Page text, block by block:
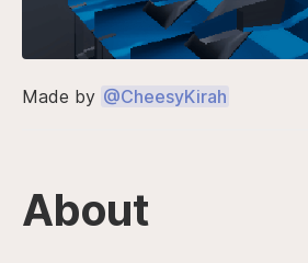
Made by @CheesyKirah
About